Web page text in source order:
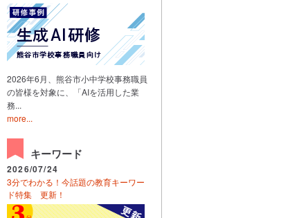
2026年6月、熊谷市小中学校事務職員
の皆様を対象に、「AIを活用した業
務...
more...
キーワード
2026/07/24
3分でわかる！今話題の教育キーワー
ド特集 更新！